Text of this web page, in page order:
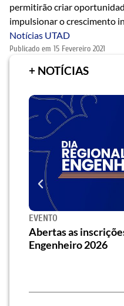
permitirão criar
impulsionar o crescimento
Notícias UTAD
Publicado em 15 Fevereiro 2021
+ NOTÍCIAS
EVENTO
Abertas as
Engenheiro 2026